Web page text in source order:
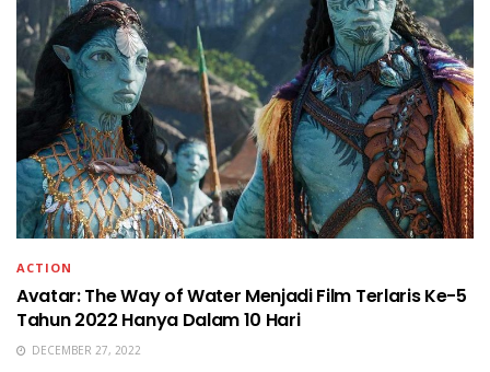
ACTION
Avatar: The Way of Water Menjadi Film Terlaris Ke-5
Tahun 2022 Hanya Dalam 10 Hari
DECEMBER 27, 2022